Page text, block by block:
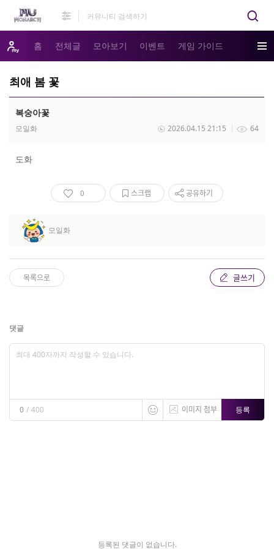
홈 전체글 모아보기 이벤트 게임 가이드
최애 봄 꽃
복숭아꽃
모일화 64
2026.04.15 21:15
도화
0 스크랩 공유하기
모일화
목록으로 글쓰기
댓글
0 / 400 이미지 첨부 등록
등록된 댓글이 없습니다.